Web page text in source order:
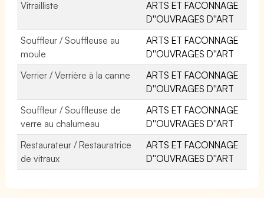
Vitrailliste
ARTS ET FACONNAGE
D''OUVRAGES D''ART
Souffleur / Souffleuse au
moule
ARTS ET FACONNAGE
D''OUVRAGES D''ART
Verrier / Verrière à la canne
ARTS ET FACONNAGE
D''OUVRAGES D''ART
Souffleur / Souffleuse de
verre au chalumeau
ARTS ET FACONNAGE
D''OUVRAGES D''ART
Restaurateur / Restauratrice
de vitraux
ARTS ET FACONNAGE
D''OUVRAGES D''ART